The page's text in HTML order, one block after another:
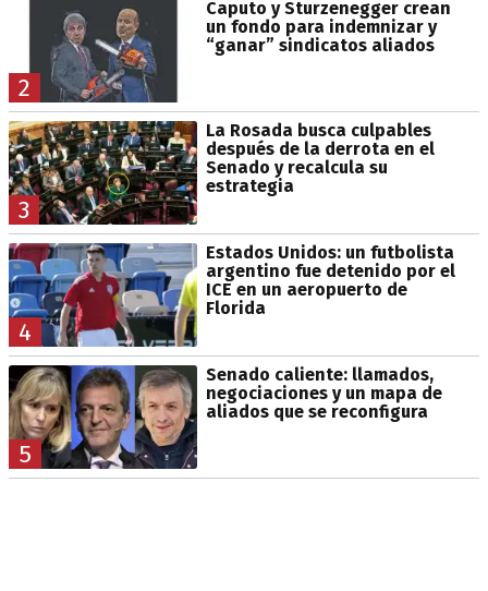
2
Caputo y Sturzenegger crean
un fondo para indemnizar y
“ganar” sindicatos aliados
3
La Rosada busca culpables
después de la derrota en el
Senado y recalcula su
estrategia
4
Estados Unidos: un futbolista
argentino fue detenido por el
ICE en un aeropuerto de
Florida
5
Senado caliente: llamados,
negociaciones y un mapa de
aliados que se reconfigura